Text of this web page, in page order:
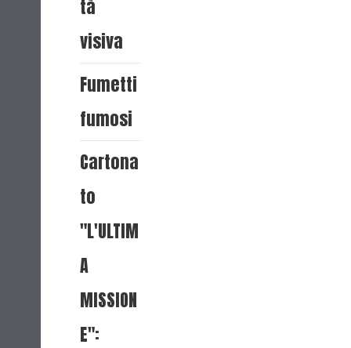
tà
visiva
Fumetti
fumosi
Cartona
to
"L'ULTIM
A
MISSION
E":